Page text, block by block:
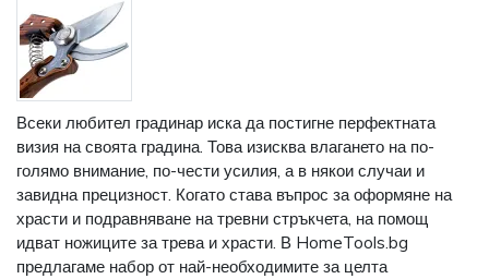
Всеки любител градинар иска да постигне перфектната
визия на своята градина. Това изисква влагането на по-
голямо внимание, по-чести усилия, а в някои случаи и
завидна прецизност. Когато става въпрос за оформяне на
храсти и подравняване на тревни стръкчета, на помощ
идват ножиците за трева и храсти. В HomeTools.bg
предлагаме набор от най-необходимите за целта